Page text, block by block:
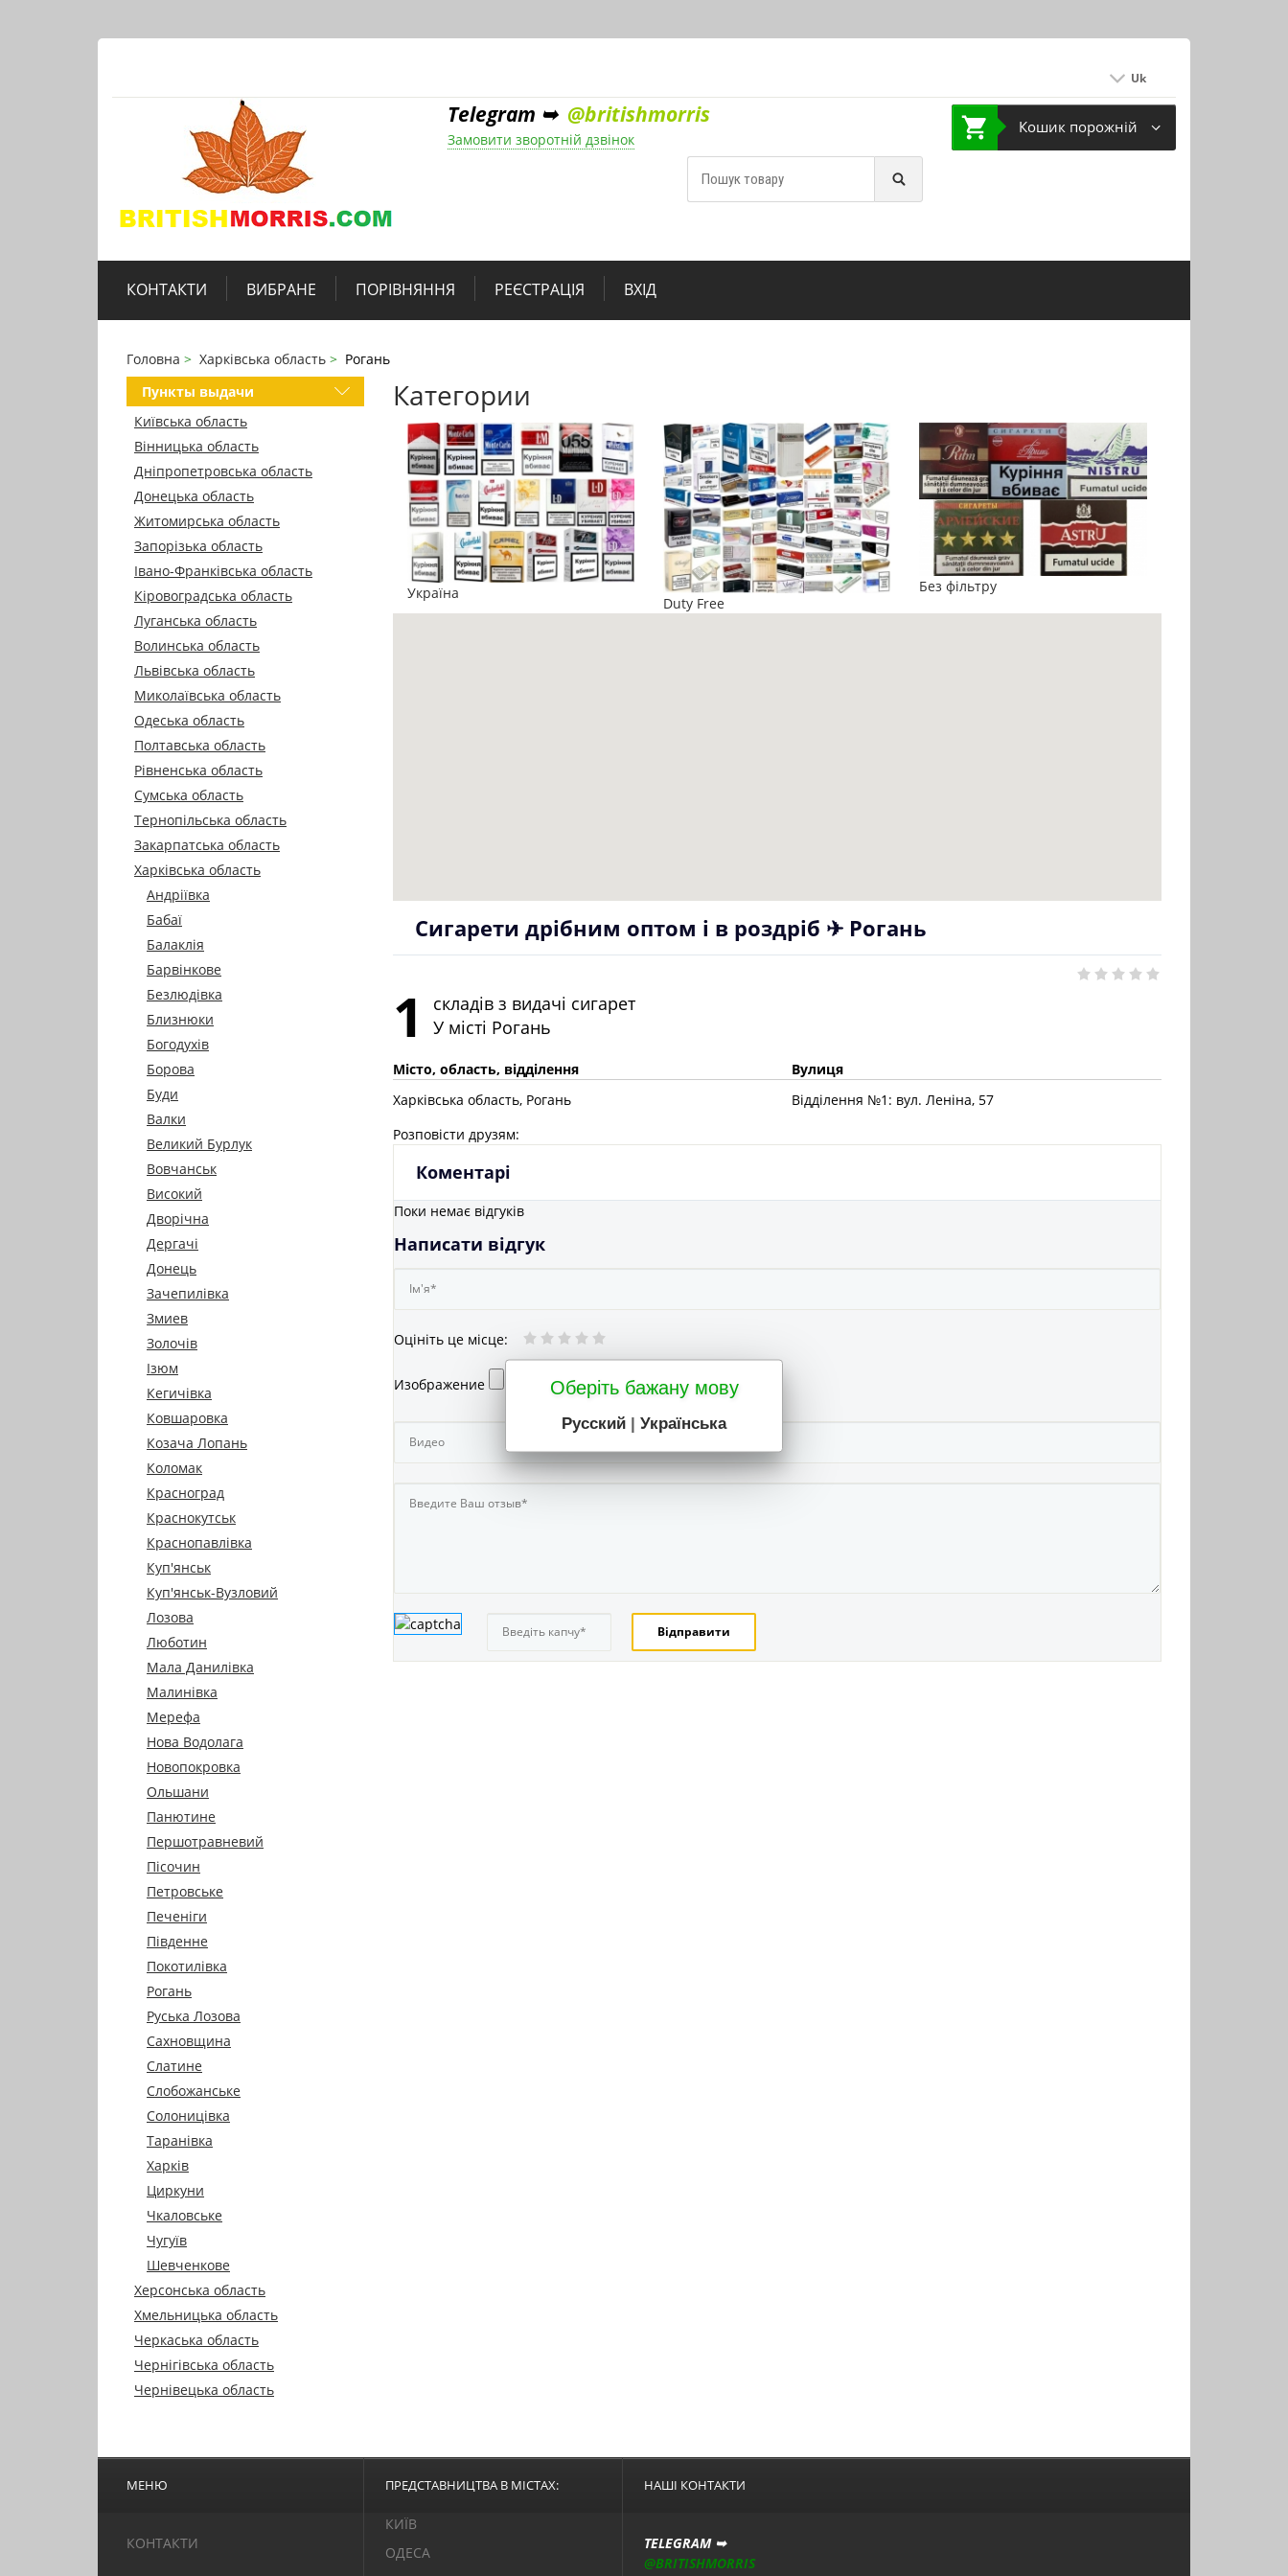
Оберіть бажану мову
Русский | Українська
Uk
Telegram ➥ @britishmorris
Замовити зворотній дзвінок
Кошик порожній
КОНТАКТИ ВИБРАНЕ ПОРІВНЯННЯ РЕЄСТРАЦІЯ ВХІД
Головна Харківська область
Рогань
Пункты выдачи
Київська область
Вінницька область
Дніпропетровська область
Донецька область
Житомирська область
Запорізька область
Івано-Франківська область
Кіровоградська область
Луганська область
Волинська область
Львівська область
Миколаївська область
Одеська область
Полтавська область
Рівненська область
Сумська область
Тернопільська область
Закарпатська область
Харківська область
Андріївка
Бабаї
Балаклія
Барвінкове
Безлюдівка
Близнюки
Богодухів
Борова
Буди
Валки
Великий Бурлук
Вовчанськ
Високий
Дворічна
Дергачі
Донець
Зачепилівка
Змиев
Золочів
Ізюм
Кегичівка
Ковшаровка
Козача Лопань
Коломак
Красноград
Краснокутськ
Краснопавлівка
Куп'янськ
Куп'янськ-Вузловий
Лозова
Люботин
Мала Данилівка
Малинівка
Мерефа
Нова Водолага
Новопокровка
Ольшани
Панютине
Першотравневий
Пісочин
Петровське
Печеніги
Південне
Покотилівка
Рогань
Руська Лозова
Сахновщина
Слатине
Слобожанське
Солоницівка
Таранівка
Харків
Циркуни
Чкаловське
Чугуїв
Шевченкове
Херсонська область
Хмельницька область
Черкаська область
Чернігівська область
Чернівецька область
Категории
Україна
Duty Free
Без фільтру
Сигарети дрібним оптом і в роздріб ✈ Рогань
1
складів з видачі сигарет
У місті Рогань
Місто, область, відділення
Вулиця
Харківська область, Рогань
Відділення №1: вул. Леніна, 57
Розповісти друзям:
Коментарі
Поки немає відгуків
Написати відгук
Оцініть це місце:
Изображение
МЕНЮ
КОНТАКТИ
ПРЕДСТАВНИЦТВА В МІСТАХ:
КИЇВ
ОДЕСА
НАШІ КОНТАКТИ
TELEGRAM ➥
@BRITISHMORRIS